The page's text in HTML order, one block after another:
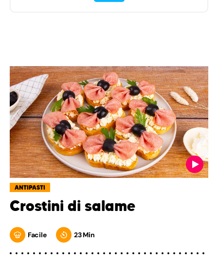
ANTIPASTI
Crostini di salame
Facile 23 Min